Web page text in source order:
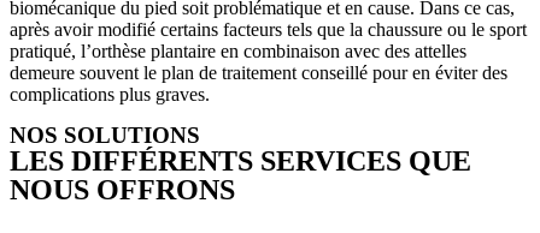
biomécanique du pied soit problématique et en cause. Dans ce cas,
après avoir modifié certains facteurs tels que la chaussure ou le sport
pratiqué, l’orthèse plantaire en combinaison avec des attelles
demeure souvent le plan de traitement conseillé pour en éviter des
complications plus graves.
NOS SOLUTIONS
LES DIFFÉRENTS SERVICES QUE
NOUS OFFRONS